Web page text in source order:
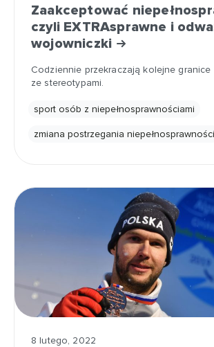
Zaakceptować
czyli EXTRAsprawne i
wojowniczki
Codziennie przekraczają kolejne granice
ze stereotypami.
sport osób z niepełnosprawnościami
zmiana postrzegania niepełnosprawności
8 lutego, 2022